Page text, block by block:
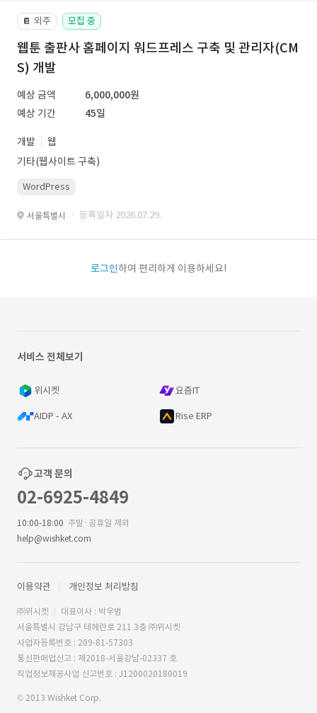
📔 외주 모집 중
웹툰 출판사 홈페이지 워드프레스 구축 및 관리자(CM
S) 개발
예상 금액
6,000,000원
예상 기간
45일
개발
웹
기타(웹사이트 구축)
WordPress
서울특별시 · 등록일자 2026.07.29.
로그인하여 편리하게 이용하세요!
서비스 전체보기
위시켓 요즘IT
AIDP - AX Rise ERP
고객 문의
02-6925-4849
10:00-18:00 주말·공휴일 제외
help@wishket.com
이용약관 개인정보 처리방침
㈜위시켓
대표이사 : 박우범
서울특별시 강남구 테헤란로 211 3층 ㈜위시켓
사업자등록번호 : 209-81-57303
통신판매업신고 : 제2018-서울강남-02337 호
직업정보제공사업 신고번호 : J1200020180019
© 2013 Wishket Corp.